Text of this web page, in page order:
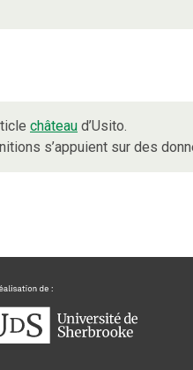
château d’Usito.
s’appuient sur des